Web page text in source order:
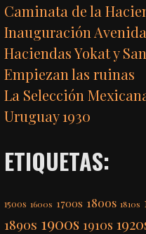
Caminata de la
Inauguración
Haciendas Yokat y
Empiezan las ruinas
La Selección
Uruguay 1930
ETIQUETAS:
1500s 1600s 1700s 1800s 1810s
1890s 1900s 1910s